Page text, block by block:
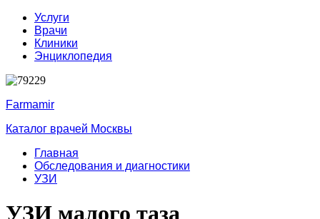
Услуги
Врачи
Клиники
Энциклопедия
Farmamir
Каталог врачей Москвы
Главная
Обследования и диагностики
УЗИ
УЗИ малого таза